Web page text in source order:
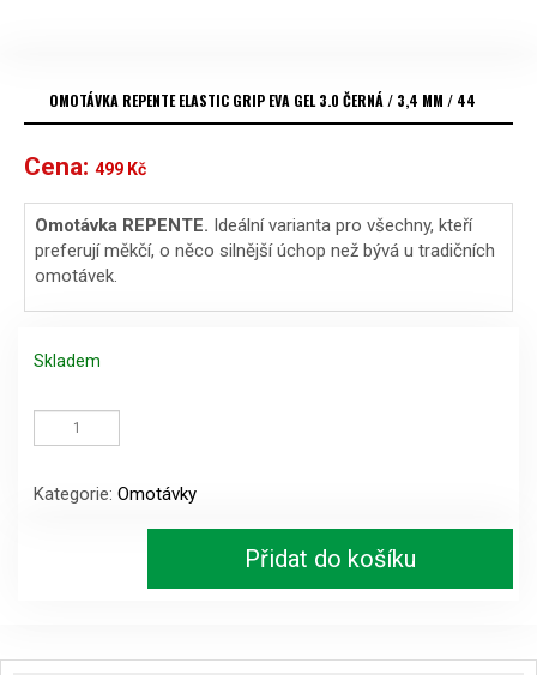
OMOTÁVKA REPENTE ELASTIC GRIP EVA GEL 3.0 ČERNÁ / 3,4 MM / 44
Cena: 499 Kč
Omotávka REPENTE. Ideální varianta pro všechny, kteří
preferují měkčí, o něco silnější úchop než bývá u tradičních
omotávek.
Skladem
REPENTE
Elastic
EVA
Kategorie: Omotávky
Přidat do košíku